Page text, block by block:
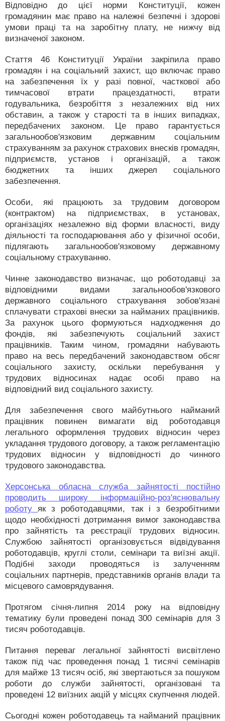
Відповідно до цієї норми Конституції, кожен
громадянин має право на належні безпечні і здорові
умови праці та на заробітну плату, не нижчу від
визначеної законом.
Стаття 46 Конституції України закріпила право
громадян і на соціальний захист, що включає право
на забезпечення їх у разі повної, часткової або
тимчасової втрати працездатності, втрати
годувальника, безробіття з незалежних від них
обставин, а також у старості та в інших випадках,
передбачених законом. Це право гарантується
загальнообов'язковим державним соціальним
страхуванням за рахунок страхових внесків громадян,
підприємств, установ і організацій, а також
бюджетних та інших джерел соціального
забезпечення.
Особи, які працюють за трудовим договором
(контрактом) на підприємствах, в установах,
організаціях незалежно від форми власності, виду
діяльності та господарювання або у фізичної особи,
підлягають загальнообов'язковому державному
соціальному страхуванню.
Чинне законодавство визначає, що роботодавці за
відповідними видами загальнообов'язкового
державного соціального страхування зобов'язані
сплачувати страхові внески за найманих працівників.
За рахунок цього формуються надходження до
фондів, які забезпечують соціальний захист
працівників. Таким чином, громадяни набувають
право на весь передбачений законодавством обсяг
соціального захисту, оскільки перебування у
трудових відносинах надає особі право на
відповідний вид соціального захисту.
Для забезпечення свого майбутнього найманий
працівник повинен вимагати від роботодавця
легального оформлення трудових відносин через
укладання трудового договору, а також регламентацію
трудових відносин у відповідності до чинного
трудового законодавства.
Херсонська обласна служба зайнятості постійно
проводить широку інформаційно-роз'яснювальну
роботу як з роботодавцями, так і з безробітними
щодо необхідності дотримання вимог законодавства
про зайнятість та реєстрації трудових відносин.
Службою зайнятості організовується відвідування
роботодавців, круглі столи, семінари та виїзні акції.
Подібні заходи проводяться із залученням
соціальних партнерів, представників органів влади та
місцевого самоврядування.
Протягом січня-липня 2014 року на відповідну
тематику були проведені понад 300 семінарів для 3
тисяч роботодавців.
Питання переваг легальної зайнятості висвітлено
також під час проведення понад 1 тисячі семінарів
для майже 13 тисяч осіб, які звертаються за пошуком
роботи до служби зайнятості, організовані та
проведені 12 виїзних акцій у місцях скупчення людей.
Сьогодні кожен роботодавець та найманий працівник